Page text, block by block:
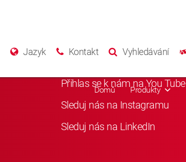
Jazyk Kontakt Vyhledávání
Domů Produkty
Přihlas se k nám na You Tube
Sleduj nás na Instagramu
Sleduj nás na LinkedIn